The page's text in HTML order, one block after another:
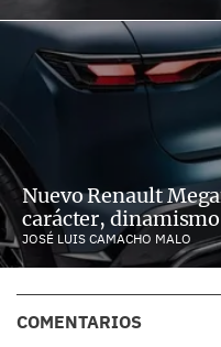
Nuevo Renault
carácter,
JOSÉ LUIS CAMACHO MALO
COMENTARIOS